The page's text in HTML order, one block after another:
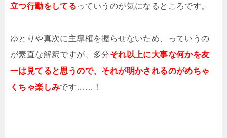
立つ行動をしてるっていうのが気になるところです。
ゆとりや真次に主導権を握らせないため、っていうの
が素直な解釈ですが、多分それ以上に大事な何かを友
一は見てると思うので、それが明かされるのがめちゃ
くちゃ楽しみです……！